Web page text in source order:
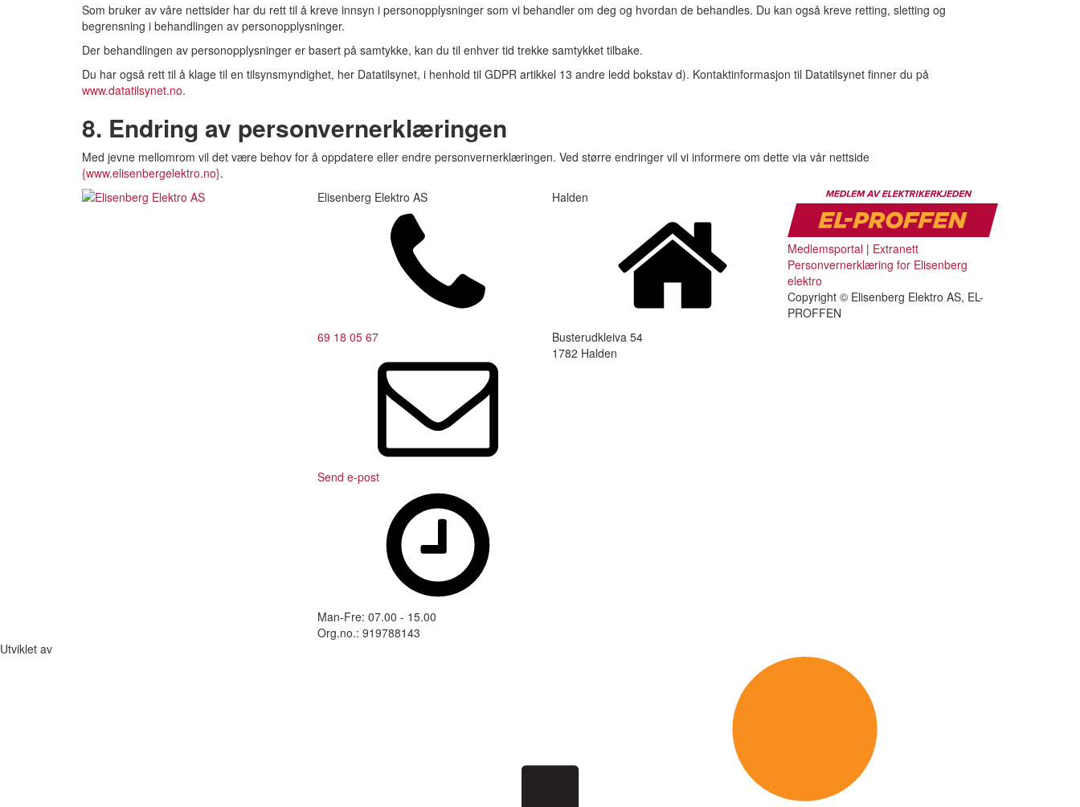
Som bruker av våre nettsider har du rett til å kreve innsyn i personopplysninger som vi behandler om deg og hvordan de behandles. Du kan også kreve retting, sletting og
begrensning i behandlingen av personopplysninger.
Der behandlingen av personopplysninger er basert på samtykke, kan du til enhver tid trekke samtykket tilbake.
Du har også rett til å klage til en tilsynsmyndighet, her Datatilsynet, i henhold til GDPR artikkel 13 andre ledd bokstav d). Kontaktinformasjon til Datatilsynet finner du på
www.datatilsynet.no.
8. Endring av personvernerklæringen
Med jevne mellomrom vil det være behov for å oppdatere eller endre personvernerklæringen. Ved større endringer vil vi informere om dette via vår nettside
{www.elisenbergelektro.no}.
Elisenberg Elektro AS
69 18 05 67
Send e-post
Man-Fre: 07.00 - 15.00
Org.no.: 919788143
Halden
Busterudkleiva 54
1782 Halden
Medlemsportal| Extranett
Personvernerklæring for Elisenberg
elektro
Copyright © Elisenberg Elektro AS, EL-
PROFFEN
Utviklet av